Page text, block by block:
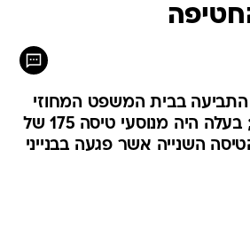
בבית המשפט המחוזי
של מדינת ניו יורק; בעלה היה מנוסעי טיסה 175 של
הטיסה השנייה אשר פגעה בבנייני